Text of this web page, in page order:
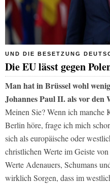
UND DIE BESETZUNG
Die EU lässt gegen
Man hat in Brüssel wohl
Johannes Paul II. als vor
Meinen Sie? Wenn ich manche
Berlin höre, frage ich mich
sich als europäische oder
christlichen Werte im Geiste
Werte Adenauers, Schumans
wirklich Sorgen, dass im